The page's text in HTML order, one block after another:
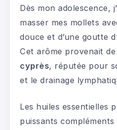
Dès mon adolescence,
masser mes mollets
douce et d’une goutte
Cet arôme provenait de
cyprès, réputée pour
et le drainage
Les huiles essentielles
puissants